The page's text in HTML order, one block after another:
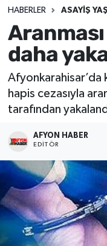
HABERLER ASAYIŞ
daha
Afyonkarahisar’da
hapis cezasıyla
tarafından
AFYON HABER
EDITÖR
Sağlık
Eğitim
Sivil Toplum
Etkinlikler